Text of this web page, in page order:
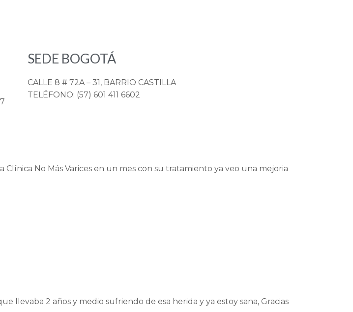
SEDE BOGOTÁ
CALLE 8 # 72A – 31, BARRIO CASTILLA
TELÉFONO: (57) 601 411 6602
No Más Varices en un mes con su tratamiento ya veo una mejoria
llevaba 2 años y medio sufriendo de esa herida y ya estoy sana, Gracias